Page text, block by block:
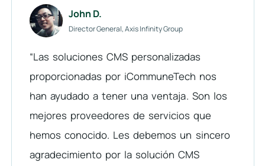
John D.
Director General, Axis Infinity Group
“Las soluciones CMS personalizadas
proporcionadas por iCommuneTech nos
han ayudado a tener una ventaja. Son los
mejores proveedores de servicios que
hemos conocido. Les debemos un sincero
agradecimiento por la solución CMS